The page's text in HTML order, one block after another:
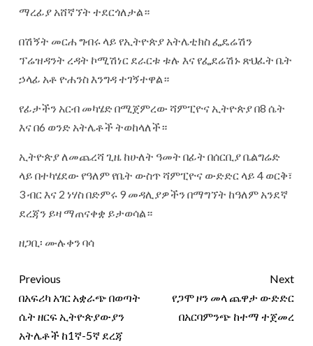
ማረፊያ አሸኛኘት ተደርጎለታል።
በሽኝት መርሐ ግብሩ ላይ የኢትዮጵያ አትሌቲክስ ፌዴሬሽን
ፕሬዝዳንት ረዳት ኮሚሽነር ደራርቱ ቱሉ እና የፌደሬሽኑ ጽህፈት ቤት
ኃላፊ አቶ ዮሐንስ እንግዳ ተገኝተዋል።
የፊታችን አርብ መካሄድ በሚጀምረው ሻምፒዮና ኢትዮጵያ በ8 ሴት
እና በ6 ወንድ አትሌቶች ትወከላለች።
ኢትዮጵያ ለመጨረሻ ጊዜ ከሁለት ዓመት በፊት በሰርቢያ ቤልግሬድ
ላይ በተካሄደው የዓለም የቤት ውስጥ ሻምፒዮና ውድድር ላይ 4 ወርቅ፣
3 ብር እና 2 ነሃስ በድምሩ 9 መዳሊያዎችን በማግኘት ከዓለም አንደኛ
ደረጃን ይዛ ማጠናቀቋ ይታወሳል።
ዘጋቢ፡ ሙሉቀን ባሳ
Previous
በአፍሪካ አገር አቋራጭ በወጣት
ሴት ዘርፍ ኢትዮጵያውያን
አትሌቶች ከ1ኛ-5ኛ ደረጃ
Next
የጋሞ ዞን መላ ጨዋታ ውድድር
በአርባምንጭ ከተማ ተጀመረ